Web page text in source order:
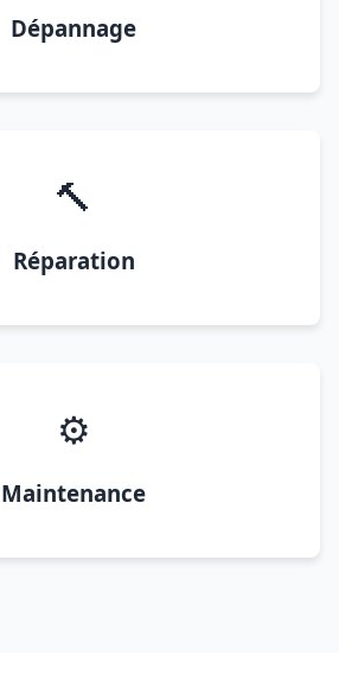
Dépannage
🔨
Réparation
⚙️
Maintenance